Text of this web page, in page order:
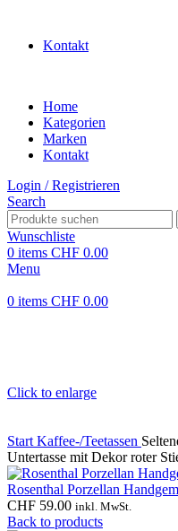
Kontakt
Home
Kategorien
Marken
Kontakt
Login / Registrieren
Search
Wunschliste
0 items CHF 0.00
Menu
0 items CHF 0.00
Click to enlarge
Start Kaffee-/Teetassen
Untertasse mit Dekor roter
Rosenthal Porzellan
CHF 59.00 inkl. MwSt.
Back to products